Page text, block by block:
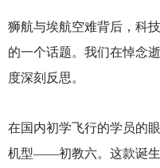
狮航与埃航空难背后，科
的一个话题。我们在悼念
度深刻反思。
在国内初学飞行的学员的
机型——初教六。这款诞生